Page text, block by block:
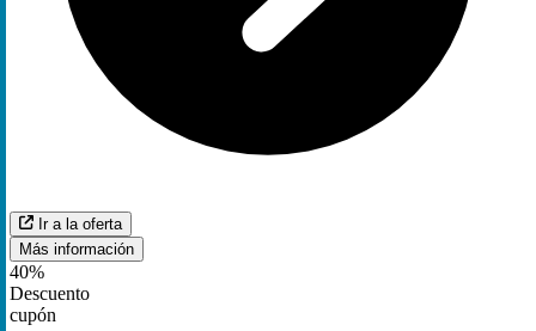
Ir a la oferta
Más información
40%
Descuento
cupón